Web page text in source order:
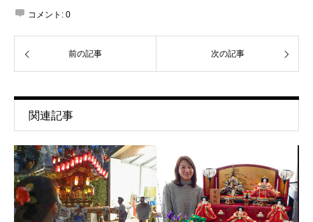
コメント: 0
前の記事 次の記事
関連記事